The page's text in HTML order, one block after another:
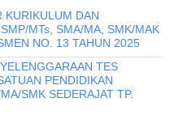
KURIKULUM DAN
MTs, SMA/MA, SMK/MAK
NO. 13 TAHUN 2025
TES
PENDIDIKAN
SMK SEDERAJAT TP.